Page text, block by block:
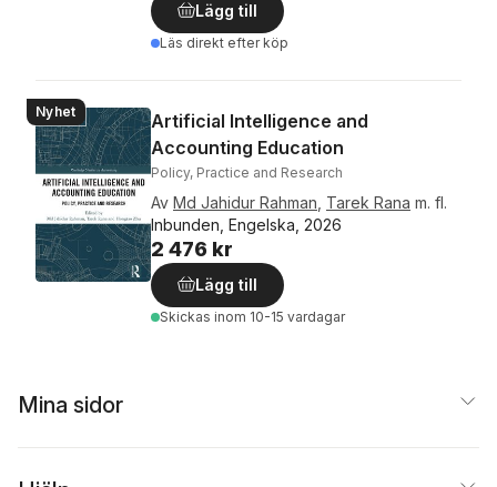
Lägg till
Läs direkt efter köp
Nyhet
Artificial Intelligence and
Accounting Education
Policy, Practice and Research
Av Md Jahidur Rahman Tarek Rana m. fl.
Inbunden, Engelska, 2026
2 476 kr
Lägg till
Skickas inom 10-15 vardagar
Mina sidor